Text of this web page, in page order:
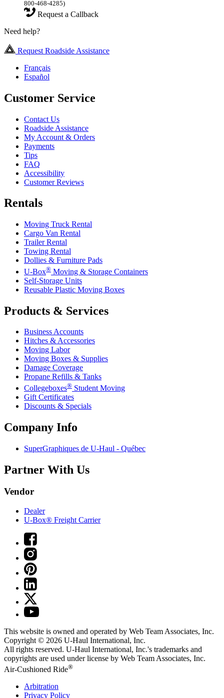
800-468-4285)
Request a Callback
Need help?
Request Roadside Assistance
Français
Español
Customer Service
Contact Us
Roadside Assistance
My Account & Orders
Payments
Tips
FAQ
Accessibility
Customer Reviews
Rentals
Moving Truck Rental
Cargo Van Rental
Trailer Rental
Towing Rental
Dollies & Furniture Pads
U-Box® Moving & Storage Containers
Self-Storage Units
Reusable Plastic Moving Boxes
Products & Services
Business Accounts
Hitches & Accessories
Moving Labor
Moving Boxes & Supplies
Damage Coverage
Propane Refills & Tanks
Collegeboxes® Student Moving
Gift Certificates
Discounts & Specials
Company Info
SuperGraphiques de U-Haul - Québec
Partner With Us
Vendor
Dealer
U-Box® Freight Carrier
This website is owned and operated by Web Team Associates, Inc.
Copyright © 2026 U-Haul International, Inc.
All rights reserved. U-Haul International, Inc.'s trademarks and
copyrights are used under license by Web Team Associates, Inc.
Air-Cushioned Ride®
Arbitration
Privacy Policy